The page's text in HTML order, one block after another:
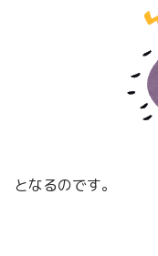
「賢人
となるのです。